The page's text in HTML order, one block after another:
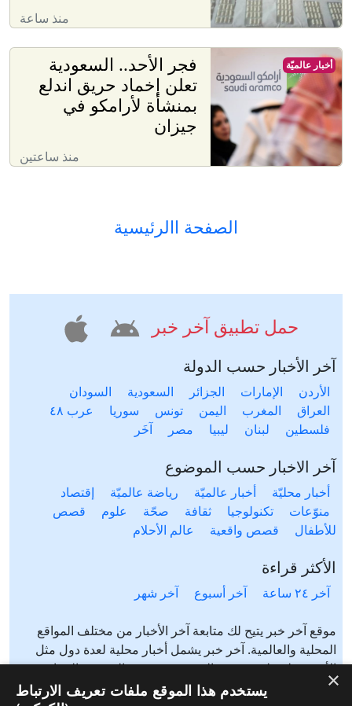
منذ ساعة
فجر الأحد.. السعودية
تعلن إخماد حريق اندلع
بمنشأة لأرامكو في
جيزان
منذ ساعتين
أخبار عالميّة
الصفحة االرئيسية
حمل تطبيق آخر خبر
آخر الأخبار حسب الدولة
الأردن الإمارات الجزائر السعودية
السودان
العراق
المغرب اليمن تونس سوريا
عرب ٤٨
فلسطين
لبنان ليبيا مصر آخَر
آخر الاخبار حسب الموضوع
أخبار محليّة أخبار عالميّة رياضة عالميّة
إقتصاد
منوّعات
تكنولوجيا ثقافة صحّة علوم
قصص
للأطفال
قصص واقعية عالم الأحلام
الأكثر قراءة
آخر ٢٤ ساعة آخر أسبوع آخر شهر
موقع آخر خبر يتيح لك متابعة آخر الأخبار من مختلف المواقع
المحلية والعالمية. آخر خبر يشمل أخبار محلية لعدة دول مثل
الأردن، فلسطين، مصر، السعودية، تونس، المغرب، الجزائر،
عرب ٤٨، لبنان، العراق، اليمن وغيرها آخر خبر يتيح متابعة أخبار
×
يستخدم هذا الموقع ملفات تعريف الارتباط